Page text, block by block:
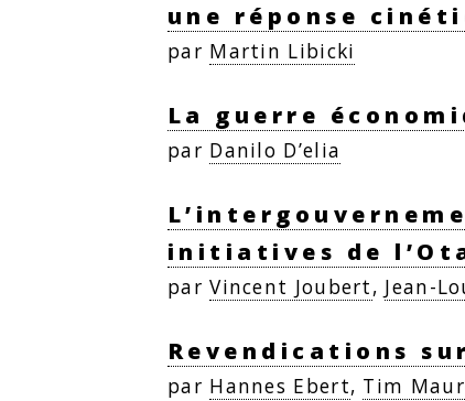
une réponse
par Martin Libicki
La guerre
par Danilo D’elia
initiatives de
parVincent Joubert, Jean-
Revendications
par Hannes Ebert, Tim